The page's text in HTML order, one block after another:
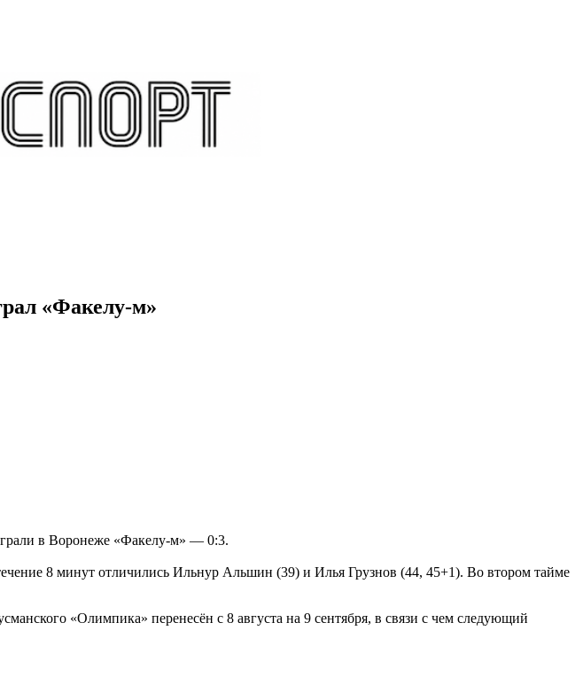
«Факелу-м»
в Воронеже «Факелу-м» — 0:3.
8 минут отличились Ильнур Альшин (39) и Илья Грузнов (44, 45+1). Во втором тайме
«Олимпика» перенесён с 8 августа на 9 сентября, в связи с чем следующий